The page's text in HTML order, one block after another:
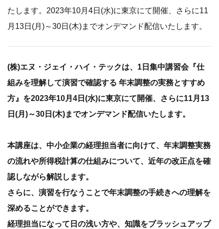
たします。2023年10月4日(水)に東京にて開催、さらに11
月13日(月)～30日(木)までオンデマンド配信いたします。
(株)エヌ・ジェイ・ハイ・テックは、1日集中講習会『仕
組みを理解して演習で確認する 年末調整の実務とすすめ
方』を2023年10月4日(水)に東京にて開催、さらに11月13
日(月)～30日(木)までオンデマンド配信いたします。
本講座は、中小企業の経理担当者に向けて、年末調整実務
の流れや所得税計算の仕組みについて、近年の改正点を確
認しながら解説します。
さらに、演習を行なうことで年末調整の手続きへの理解を
深めることができます。
経理担当になって日の浅い方や、知識をブラッシュアップ